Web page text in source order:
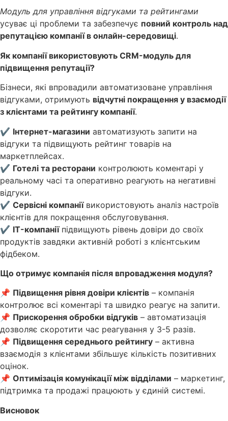
Модуль для управління відгуками та рейтингами
усуває ці проблеми та забезпечує повний контроль над
репутацією компанії в онлайн-середовищі.
Як компанії використовують CRM-модуль для
підвищення репутації?
Бізнеси, які впровадили автоматизоване управління
відгуками, отримують відчутні покращення у взаємодії
з клієнтами та рейтингу компанії.
✔ Інтернет-магазини автоматизують запити на
відгуки та підвищують рейтинг товарів на
маркетплейсах.
✔ Готелі та ресторани контролюють коментарі у
реальному часі та оперативно реагують на негативні
відгуки.
✔ Сервісні компаніївикористовують аналіз настроїв
клієнтів для покращення обслуговування.
✔ IT-компаніїпідвищують рівень довіри до своїх
продуктів завдяки активній роботі з клієнтським
фідбеком.
Що отримує компанія після впровадження модуля?
📌 Підвищення рівня довіри клієнтів – компанія
контролює всі коментарі та швидко реагує на запити.
📌 Прискорення обробки відгуків – автоматизація
дозволяє скоротити час реагування у 3-5 разів.
📌 Підвищення середнього рейтингу – активна
взаємодія з клієнтами збільшує кількість позитивних
оцінок.
📌 Оптимізація комунікації між відділами – маркетинг,
підтримка та продажі працюють у єдиній системі.
Висновок